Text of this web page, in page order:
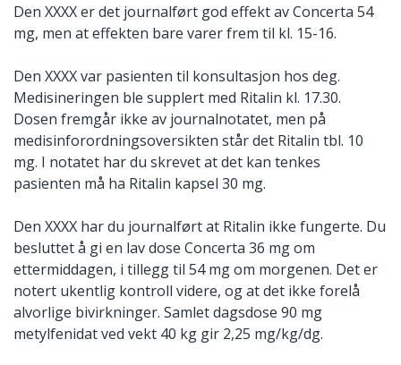
Den XXXX er det journalført god effekt av Concerta 54
mg, men at effekten bare varer frem til kl. 15-16.
Den XXXX var pasienten til konsultasjon hos deg.
Medisineringen ble supplert med Ritalin kl. 17.30.
Dosen fremgår ikke av journalnotatet, men på
medisinforordningsoversikten står det Ritalin tbl. 10
mg. I notatet har du skrevet at det kan tenkes
pasienten må ha Ritalin kapsel 30 mg.
Den XXXX har du journalført at Ritalin ikke fungerte. Du
besluttet å gi en lav dose Concerta 36 mg om
ettermiddagen, i tillegg til 54 mg om morgenen. Det er
notert ukentlig kontroll videre, og at det ikke forelå
alvorlige bivirkninger. Samlet dagsdose 90 mg
metylfenidat ved vekt 40 kg gir 2,25 mg/kg/dg.